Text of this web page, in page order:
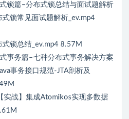
锁篇–分布式锁总结与面试题解析
锁常见面试题解析_ev.mp4
锁总结_ev.mp4 8.57M
事务篇–七种分布式事务解决方案
事务接口规范-JTA剖析及
战】集成Atomikos实现多数据